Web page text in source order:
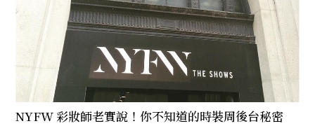
NYFW 彩妝師老實說！你不知道的時裝周後台秘密